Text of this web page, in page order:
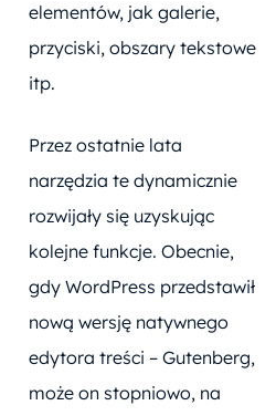
elementów, jak galerie,
przyciski, obszary tekstowe
itp.
Przez ostatnie lata
narzędzia te dynamicznie
rozwijały się uzyskując
kolejne funkcje. Obecnie,
gdy WordPress przedstawił
nową wersję natywnego
edytora treści – Gutenberg,
może on stopniowo, na